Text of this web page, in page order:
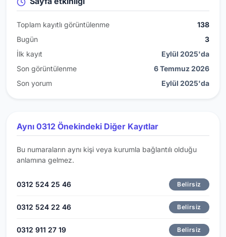
Toplam kayıtlı görüntülenme
138
Bugün
3
İlk kayıt
Eylül 2025'da
Son görüntülenme
6 Temmuz 2026
Son yorum
Eylül 2025'da
Aynı 0312 Önekindeki Diğer Kayıtlar
Bu numaraların aynı kişi veya kurumla bağlantılı olduğu
anlamına gelmez.
0312 524 25 46 Belirsiz
0312 524 22 46 Belirsiz
0312 911 27 19 Belirsiz